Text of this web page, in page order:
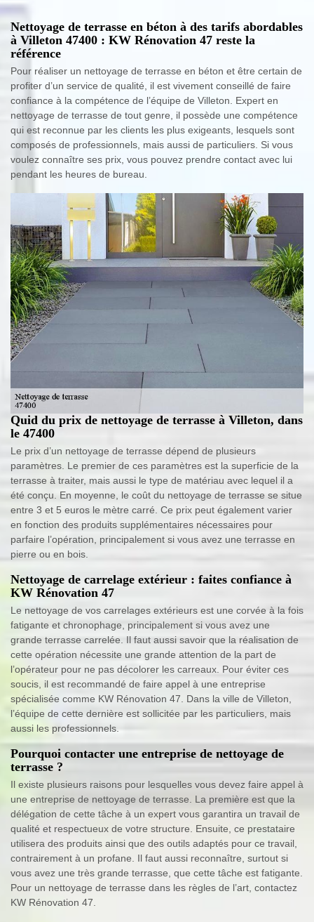
Nettoyage de terrasse en béton à des tarifs abordables
à Villeton 47400 : KW Rénovation 47 reste la
référence
Pour réaliser un nettoyage de terrasse en béton et être certain de
profiter d’un service de qualité, il est vivement conseillé de faire
confiance à la compétence de l’équipe de Villeton. Expert en
nettoyage de terrasse de tout genre, il possède une compétence
qui est reconnue par les clients les plus exigeants, lesquels sont
composés de professionnels, mais aussi de particuliers. Si vous
voulez connaître ses prix, vous pouvez prendre contact avec lui
pendant les heures de bureau.
Quid du prix de nettoyage de terrasse à Villeton, dans
le 47400
Le prix d’un nettoyage de terrasse dépend de plusieurs
paramètres. Le premier de ces paramètres est la superficie de la
terrasse à traiter, mais aussi le type de matériau avec lequel il a
été conçu. En moyenne, le coût du nettoyage de terrasse se situe
entre 3 et 5 euros le mètre carré. Ce prix peut également varier
en fonction des produits supplémentaires nécessaires pour
parfaire l’opération, principalement si vous avez une terrasse en
pierre ou en bois.
Nettoyage de carrelage extérieur : faites confiance à
KW Rénovation 47
Le nettoyage de vos carrelages extérieurs est une corvée à la fois
fatigante et chronophage, principalement si vous avez une
grande terrasse carrelée. Il faut aussi savoir que la réalisation de
cette opération nécessite une grande attention de la part de
l’opérateur pour ne pas décolorer les carreaux. Pour éviter ces
soucis, il est recommandé de faire appel à une entreprise
spécialisée comme KW Rénovation 47. Dans la ville de Villeton,
l’équipe de cette dernière est sollicitée par les particuliers, mais
aussi les professionnels.
Pourquoi contacter une entreprise de nettoyage de
terrasse ?
Il existe plusieurs raisons pour lesquelles vous devez faire appel à
une entreprise de nettoyage de terrasse. La première est que la
délégation de cette tâche à un expert vous garantira un travail de
qualité et respectueux de votre structure. Ensuite, ce prestataire
utilisera des produits ainsi que des outils adaptés pour ce travail,
contrairement à un profane. Il faut aussi reconnaître, surtout si
vous avez une très grande terrasse, que cette tâche est fatigante.
Pour un nettoyage de terrasse dans les règles de l’art, contactez
KW Rénovation 47.